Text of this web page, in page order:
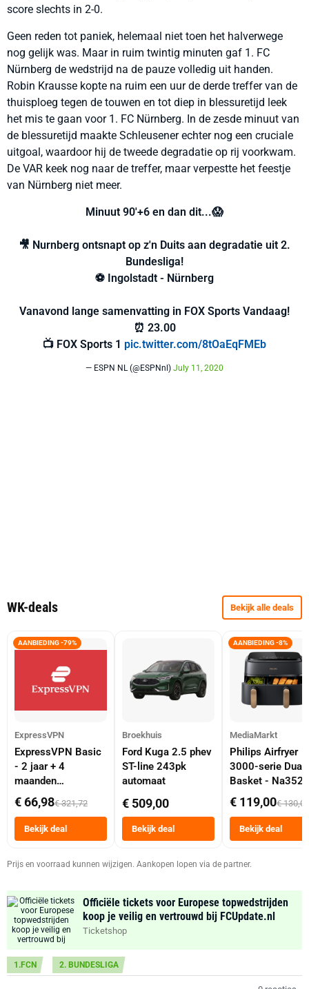
score slechts in 2-0.
Geen reden tot paniek, helemaal niet toen het halverwege
nog gelijk was. Maar in ruim twintig minuten gaf 1. FC
Nürnberg de wedstrijd na de pauze volledig uit handen.
Robin Krausse kopte na ruim een uur de derde treffer van de
thuisploeg tegen de touwen en tot diep in blessuretijd leek
het mis te gaan voor 1. FC Nürnberg. In de zesde minuut van
de blessuretijd maakte Schleusener echter nog een cruciale
uitgoal, waardoor hij de tweede degradatie op rij voorkwam.
De VAR keek nog naar de treffer, maar verpestte het feestje
van Nürnberg niet meer.
Minuut 90'+6 en dan dit...😱
🎥 Nurnberg ontsnapt op z'n Duits aan degradatie uit 2.
Bundesliga!
⚽ Ingolstadt - Nürnberg
Vanavond lange samenvatting in FOX Sports Vandaag!
⏰ 23.00
📺 FOX Sports 1 pic.twitter.com/8tOaEqFMEb
— ESPN NL (@ESPNnl) July 11, 2020
WK-deals Bekijk alle deals
AANBIEDING -79%
ExpressVPN
ExpressVPN Basic
- 2 jaar + 4
maanden
abonnement
€ 66,98€ 321,72
Bekijk deal
Broekhuis
Ford Kuga 2.5 phev
ST-line 243pk
automaat
€ 509,00
Bekijk deal
AANBIEDING -8%
MediaMarkt
Philips Airfryer
3000-serie Dual
Basket -
Dubbele Mand 9
Tot 6 Personen
Heteluchtfriteuse
Zwart
€ 119,00€ 130,00
Bekijk deal
Prijs en voorraad kunnen wijzigen. Aankopen lopen via de partner.
Officiële tickets voor Europese topwedstrijden
koop je veilig en vertrouwd bij FCUpdate.nl
Ticketshop
1.FCN 2. BUNDESLIGA